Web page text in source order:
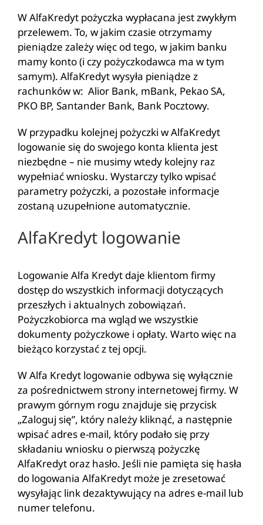
W AlfaKredyt pożyczka wypłacana jest zwykłym
przelewem. To, w jakim czasie otrzymamy
pieniądze zależy więc od tego, w jakim banku
mamy konto (i czy pożyczkodawca ma w tym
samym). AlfaKredyt wysyła pieniądze z
rachunków w: Alior Bank, mBank, Pekao SA,
PKO BP, Santander Bank, Bank Pocztowy.
W przypadku kolejnej pożyczki w AlfaKredyt
logowanie się do swojego konta klienta jest
niezbędne – nie musimy wtedy kolejny raz
wypełniać wniosku. Wystarczy tylko wpisać
parametry pożyczki, a pozostałe informacje
zostaną uzupełnione automatycznie.
AlfaKredyt logowanie
Logowanie Alfa Kredyt daje klientom firmy
dostęp do wszystkich informacji dotyczących
przeszłych i aktualnych zobowiązań.
Pożyczkobiorca ma wgląd we wszystkie
dokumenty pożyczkowe i opłaty. Warto więc na
bieżąco korzystać z tej opcji.
W Alfa Kredyt logowanie odbywa się wyłącznie
za pośrednictwem strony internetowej firmy. W
prawym górnym rogu znajduje się przycisk
„Zaloguj się”, który należy kliknąć, a następnie
wpisać adres e-mail, który podało się przy
składaniu wniosku o pierwszą pożyczkę
AlfaKredyt oraz hasło. Jeśli nie pamięta się hasła
do logowania AlfaKredyt może je zresetować
wysyłając link dezaktywujący na adres e-mail lub
numer telefonu.